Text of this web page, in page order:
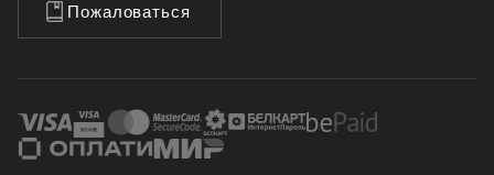
Пожаловаться